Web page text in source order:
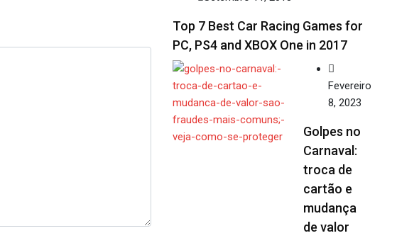
Top 7 Best Car Racing Games for
PC, PS4 and XBOX One in 2017
Fevereiro
8, 2023
Golpes no
Carnaval:
troca de
cartão e
mudança
de valor